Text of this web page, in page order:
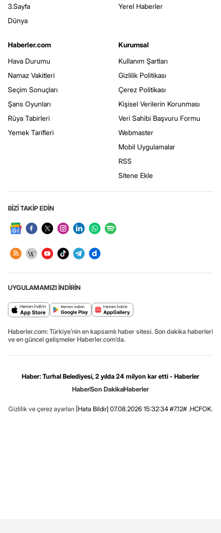
3.Sayfa
Dünya
Yerel Haberler
Haberler.com
Hava Durumu
Namaz Vakitleri
Seçim Sonuçları
Şans Oyunları
Rüya Tabirleri
Yemek Tarifleri
Kurumsal
Kullanım Şartları
Gizlilik Politikası
Çerez Politikası
Kişisel Verilerin Korunması
Veri Sahibi Başvuru Formu
Webmaster
Mobil Uygulamalar
RSS
Sitene Ekle
BİZİ TAKİP EDİN
UYGULAMAMIZI İNDİRİN
Haberler.com: Türkiye’nin en kapsamlı haber sitesi. Son dakika haberleri
ve en güncel gelişmeler Haberler.com’da.
Haber: Turhal Belediyesi, 2 yılda 24 milyon kar etti - Haberler
HaberSon DakikaHaberler
Gizlilik ve çerez ayarları [Hata Bildir] 07.08.2026 15:32:34 #7.12# .HCFOK.